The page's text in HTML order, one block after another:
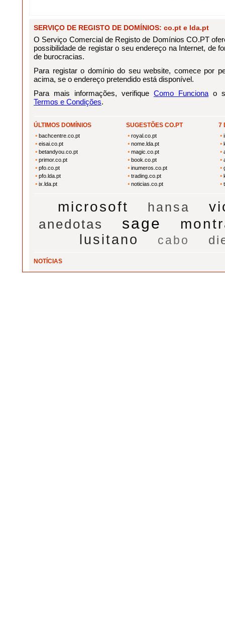
SERVIÇO DE REGISTO DE DOMÍNIOS: co.pt e lda.pt
O Serviço Comercial de Registo de Domínios CO.PT
possibilidade de registar o seu endereço na Internet, de
de burocracias.
Para registar o domínio do seu website, comece por
acima, se o endereço pretendido está disponível.
Para mais informações, verifique Como Funciona o
Termos e Condições.
ÚLTIMOS DOMÍNIOS
bachcentre.co.pt
eisai.co.pt
betandyou.co.pt
primor.co.pt
pfo.co.pt
pfo.lda.pt
ix.lda.pt
SUGESTÕES CO.PT
royal.co.pt
nome.lda.pt
magic.co.pt
book.co.pt
inumeros.co.pt
trading.co.pt
noticias.co.pt
7
microsoft hansa
anedotas sage
lusitano cabo
NOTÍCIAS